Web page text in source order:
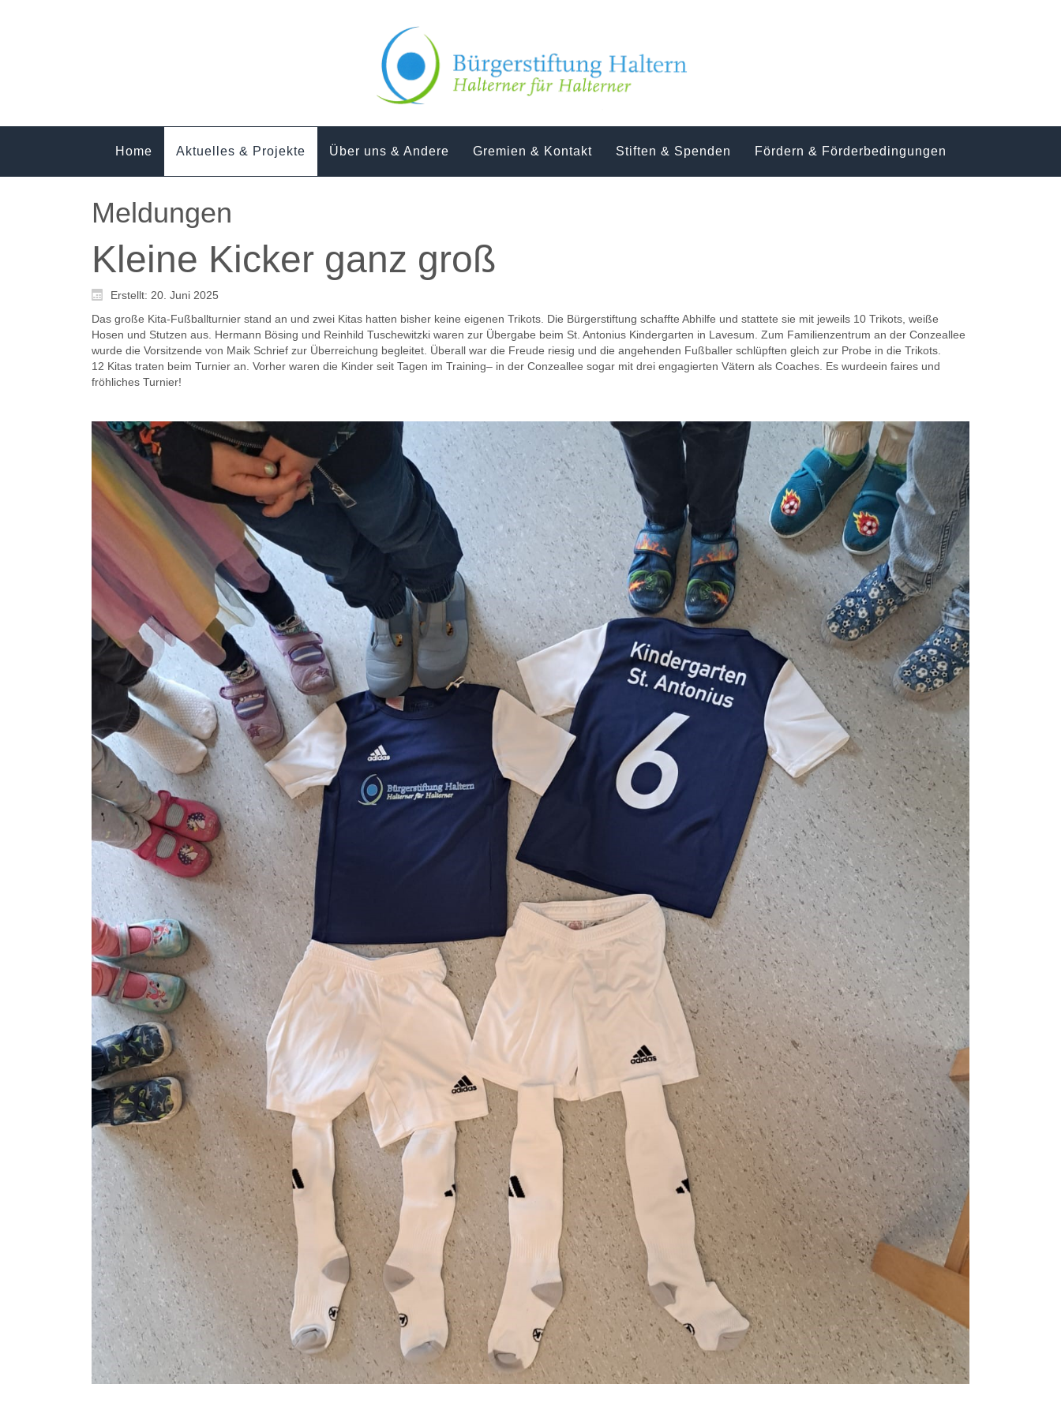
Home Aktuelles & Projekte Über uns & Andere Gremien & Kontakt Stiften & Spenden Fördern & Förderbedingungen
Meldungen
Kleine Kicker ganz groß
Erstellt: 20. Juni 2025
Das große Kita-Fußballturnier stand an und zwei Kitas hatten bisher keine eigenen Trikots. Die Bürgerstiftung schaffte Abhilfe und stattete sie mit jeweils 10 Trikots, weiße
Hosen und Stutzen aus. Hermann Bösing und Reinhild Tuschewitzki waren zur Übergabe beim St. Antonius Kindergarten in Lavesum. Zum Familienzentrum an der Conzeallee
wurde die Vorsitzende von Maik Schrief zur Überreichung begleitet. Überall war die Freude riesig und die angehenden Fußballer schlüpften gleich zur Probe in die Trikots.
12 Kitas traten beim Turnier an. Vorher waren die Kinder seit Tagen im Training– in der Conzeallee sogar mit drei engagierten Vätern als Coaches. Es wurdeein faires und
fröhliches Turnier!